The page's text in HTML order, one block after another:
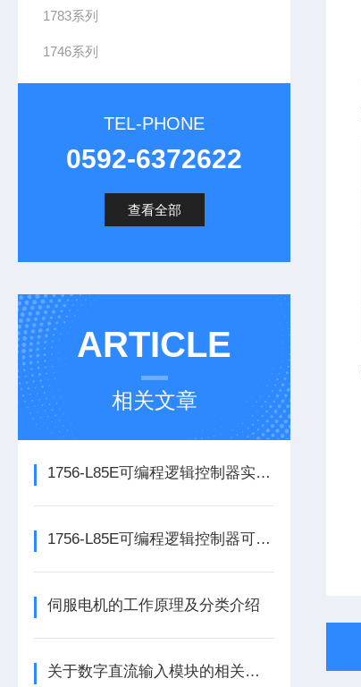
1783系列
1746系列
TEL-PHONE
0592-6372622
查看全部
ARTICLE
相关文章
1756-L85E可编程逻辑控制器实操应用常见问题分析及解决方法探讨
1756-L85E可编程逻辑控制器可满足多行业自动化精准控制需求
伺服电机的工作原理及分类介绍
关于数字直流输入模块的相关介绍